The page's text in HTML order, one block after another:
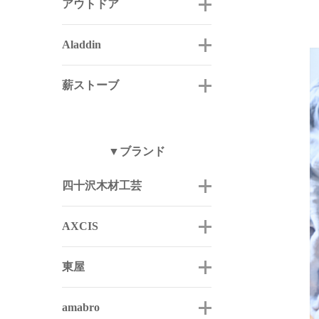
アウトドア
Aladdin
薪ストーブ
▼ブランド
四十沢木材工芸
AXCIS
東屋
amabro